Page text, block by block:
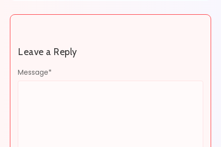
Leave a Reply
Message*